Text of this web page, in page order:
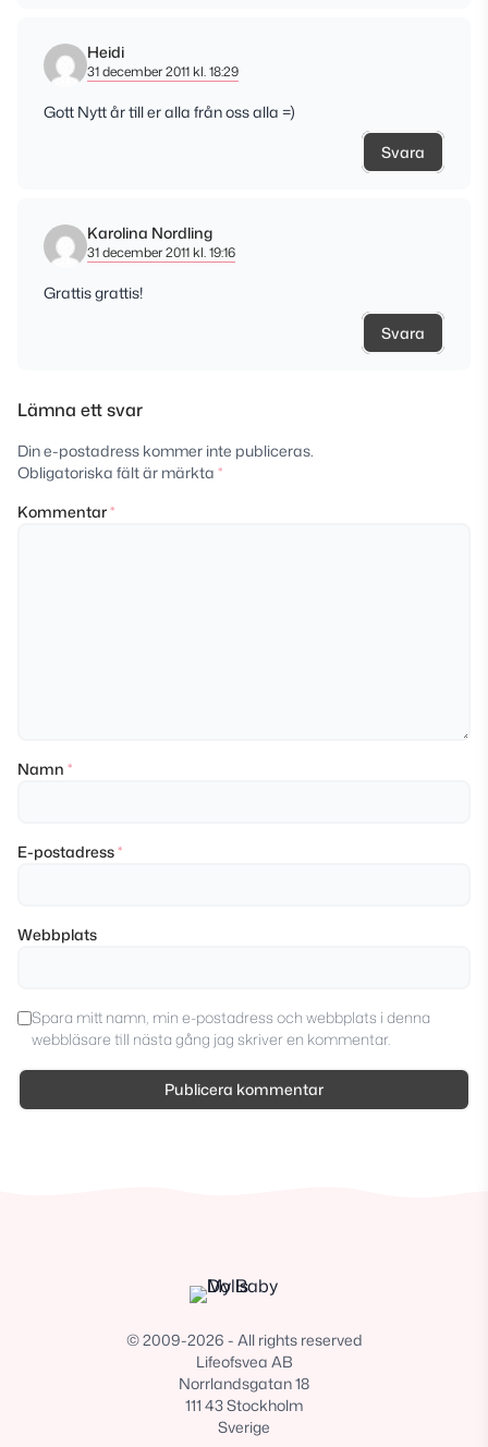
Heidi
31 december 2011 kl. 18:29
Gott Nytt år till er alla från oss alla =)
Svara
Karolina Nordling
31 december 2011 kl. 19:16
Grattis grattis!
Svara
Lämna ett svar
Din e-postadress kommer inte publiceras.
Obligatoriska fält är märkta *
Kommentar*
Namn *
E-postadress*
Webbplats
Spara mitt namn, min e-postadress och webbplats i denna
webbläsare till nästa gång jag skriver en kommentar.
© 2009-2026 - All rights reserved
Lifeofsvea AB
Norrlandsgatan 18
111 43 Stockholm
Sverige